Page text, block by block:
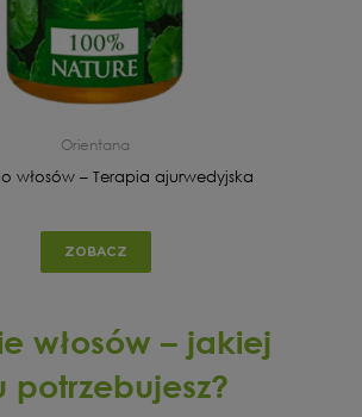
Orientana
włosów – Terapia ajurwedyjska
ZOBACZ
włosów – jakiej
potrzebujesz?